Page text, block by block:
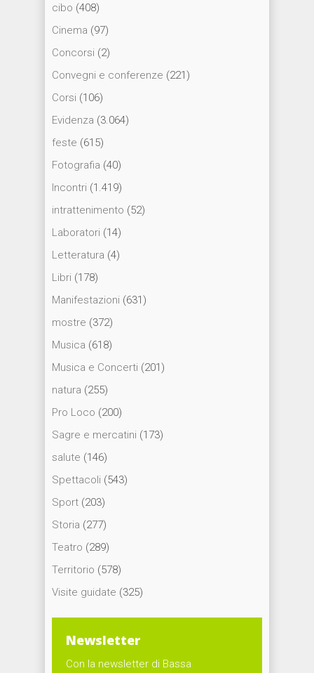
cibo (408)
Cinema (97)
Concorsi (2)
Convegni e conferenze (221)
Corsi (106)
Evidenza (3.064)
feste (615)
Fotografia (40)
Incontri (1.419)
intrattenimento (52)
Laboratori (14)
Letteratura (4)
Libri (178)
Manifestazioni (631)
mostre (372)
Musica (618)
Musica e Concerti (201)
natura (255)
Pro Loco (200)
Sagre e mercatini (173)
salute (146)
Spettacoli (543)
Sport (203)
Storia (277)
Teatro (289)
Territorio (578)
Visite guidate (325)
Newsletter
Con la newsletter di Bassa